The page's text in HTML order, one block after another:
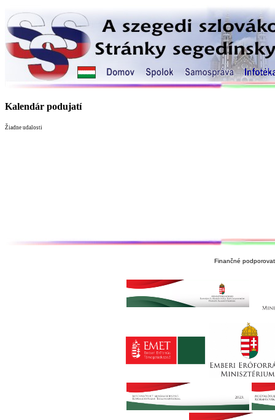
Kalendár podujatí
Žiadne udalosti
Finančné